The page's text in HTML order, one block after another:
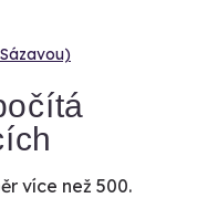
více než 500.